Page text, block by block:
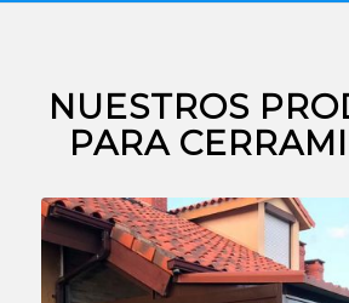
NUESTROS
PARA